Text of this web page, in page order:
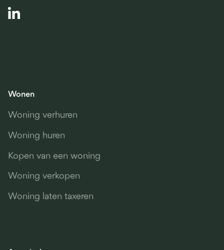
Wonen
Woning verhuren
Woning huren
Kopen van een woning
Woning verkopen
Woning laten taxeren